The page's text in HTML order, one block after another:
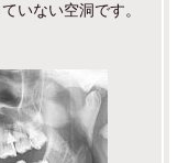
いない空洞です。